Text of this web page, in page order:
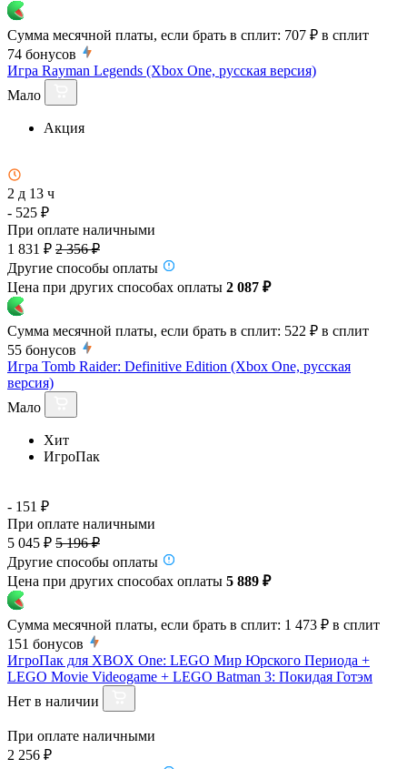
Сумма месячной платы, если брать в сплит: 707 ₽ в сплит
74 бонусов
Игра Rayman Legends (Xbox One, русская версия)
Мало
Акция
2 д 13 ч
- 525 ₽
При оплате наличными
1 831 ₽ 2 356 ₽
Другие способы оплаты
Цена при других способах оплаты 2 087 ₽
Сумма месячной платы, если брать в сплит: 522 ₽ в сплит
55 бонусов
Игра Tomb Raider: Definitive Edition (Xbox One, русская
версия)
Мало
Хит
ИгроПак
- 151 ₽
При оплате наличными
5 045 ₽ 5 196 ₽
Другие способы оплаты
Цена при других способах оплаты 5 889 ₽
Сумма месячной платы, если брать в сплит: 1 473 ₽ в сплит
151 бонусов
ИгроПак для XBOX One: LEGO Мир Юрского Периода +
LEGO Movie Videogame + LEGO Batman 3: Покидая Готэм
Нет в наличии
При оплате наличными
2 256 ₽